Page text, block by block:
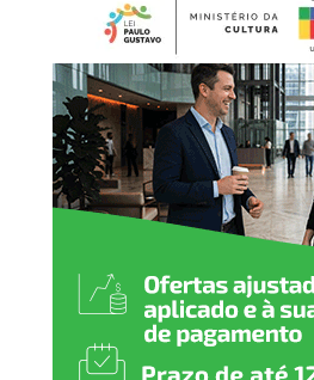
BCG (dose única)
Hepatite B (1ªdose)
2 meses
Pentavalente (1ª dose)
Pólio (1ª dose)
Pneumocócica (1ª dose)
Rotavírus (1ª dose)
3 meses
conforme previsto na legislação.
produtos ficam impedidos de
utilizados até que a situação seja